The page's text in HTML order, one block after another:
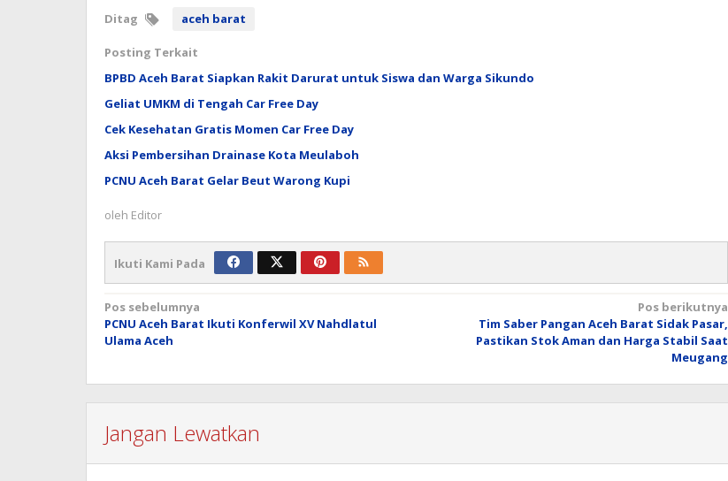
Ditag aceh barat
Posting Terkait
BPBD Aceh Barat Siapkan Rakit Darurat untuk Siswa dan Warga Sikundo
Geliat UMKM di Tengah Car Free Day
Cek Kesehatan Gratis Momen Car Free Day
Aksi Pembersihan Drainase Kota Meulaboh
PCNU Aceh Barat Gelar Beut Warong Kupi
oleh Editor
Ikuti Kami Pada
Navigasi
pos
Pos sebelumnya
PCNU Aceh Barat Ikuti Konferwil XV Nahdlatul
Ulama Aceh
Pos berikutnya
Tim Saber Pangan Aceh Barat Sidak Pasar,
Pastikan Stok Aman dan Harga Stabil Saat
Meugang
Jangan Lewatkan